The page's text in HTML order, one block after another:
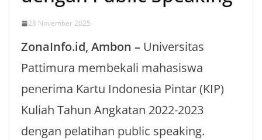
28 November 2025
ZonaInfo.id, Ambon – Universitas
Pattimura membekali mahasiswa
penerima Kartu Indonesia Pintar (KIP)
Kuliah Tahun Angkatan 2022-2023
dengan pelatihan public speaking.